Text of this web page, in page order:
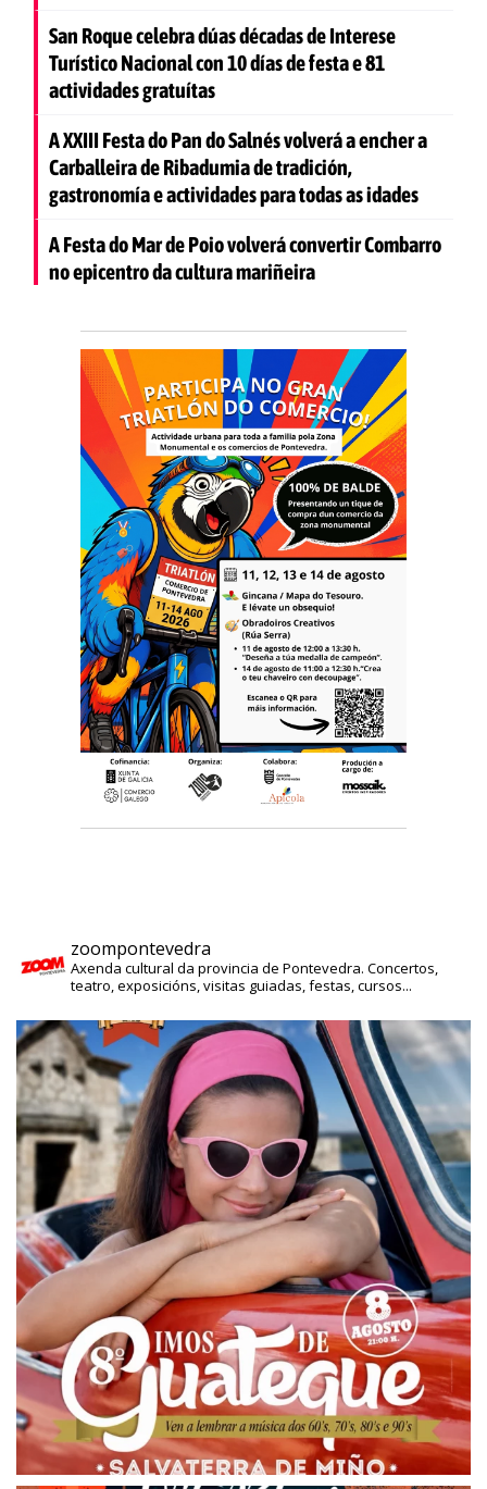
San Roque celebra dúas décadas de Interese
Turístico Nacional con 10 días de festa e 81
actividades gratuítas
A XXIII Festa do Pan do Salnés volverá a encher a
Carballeira de Ribadumia de tradición,
gastronomía e actividades para todas as idades
A Festa do Mar de Poio volverá convertir Combarro
no epicentro da cultura mariñeira
zoompontevedra
Axenda cultural da provincia de Pontevedra. Concertos,
teatro, exposicións, visitas guiadas, festas, cursos...